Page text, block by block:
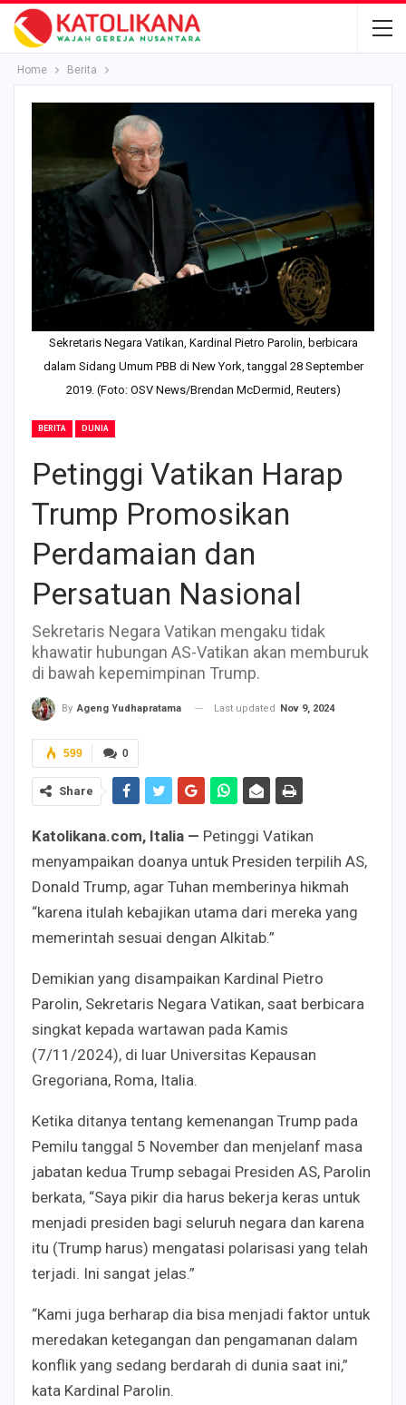
Home Berita
Sekretaris Negara Vatikan, Kardinal Pietro Parolin, berbicara
dalam Sidang Umum PBB di New York, tanggal 28 September
2019. (Foto: OSV News/Brendan McDermid, Reuters)
BERITA DUNIA
Petinggi Vatikan Harap
Trump Promosikan
Perdamaian dan
Persatuan Nasional
Sekretaris Negara Vatikan mengaku tidak
khawatir hubungan AS-Vatikan akan memburuk
di bawah kepemimpinan Trump.
By Ageng Yudhapratama Last updated Nov 9, 2024
0
599
Share
Katolikana.com, Italia — Petinggi Vatikan
menyampaikan doanya untuk Presiden terpilih AS,
Donald Trump, agar Tuhan memberinya hikmah
“karena itulah kebajikan utama dari mereka yang
memerintah sesuai dengan Alkitab.”
Demikian yang disampaikan Kardinal Pietro
Parolin, Sekretaris Negara Vatikan, saat berbicara
singkat kepada wartawan pada Kamis
(7/11/2024), di luar Universitas Kepausan
Gregoriana, Roma, Italia.
Ketika ditanya tentang kemenangan Trump pada
Pemilu tanggal 5 November dan menjelanf masa
jabatan kedua Trump sebagai Presiden AS, Parolin
berkata, “Saya pikir dia harus bekerja keras untuk
menjadi presiden bagi seluruh negara dan karena
itu (Trump harus) mengatasi polarisasi yang telah
terjadi. Ini sangat jelas.”
“Kami juga berharap dia bisa menjadi faktor untuk
meredakan ketegangan dan pengamanan dalam
konflik yang sedang berdarah di dunia saat ini,”
kata Kardinal Parolin.